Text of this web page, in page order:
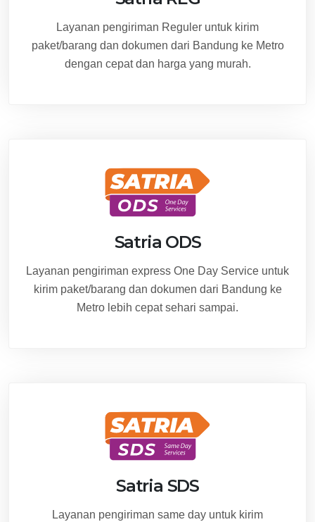
Layanan pengiriman Reguler untuk kirim
paket/barang dan dokumen dari Bandung ke Metro
dengan cepat dan harga yang murah.
Satria ODS
Layanan pengiriman express One Day Service untuk
kirim paket/barang dan dokumen dari Bandung ke
Metro lebih cepat sehari sampai.
Satria SDS
Layanan pengiriman same day untuk kirim